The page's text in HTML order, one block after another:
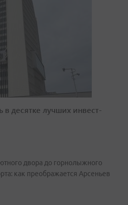
десятке лучших инвест-
двора до горнолыжного
как преображается Арсеньев